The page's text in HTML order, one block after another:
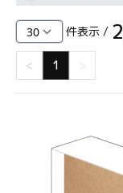
件表示 / 2
< 1 >